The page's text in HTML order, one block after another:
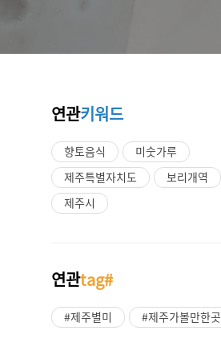
연관키워드
향토음식
미숫가루
제주특별자치도
보리개역
제주시
연관tag#
#제주별미 #제주가볼만한곳